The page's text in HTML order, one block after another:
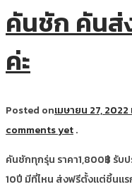
คันชัก คันส่
ค่ะ
Posted onเมษายน 27, 2022
comments yet.
คันชักทุกรุ่น ราคา1,800฿ รับ
10ปี มีที่ไหน ส่งฟรีตั้งแต่ชิ้นแ